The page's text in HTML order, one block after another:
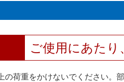
ご使用にあた
荷重をかけないでください。